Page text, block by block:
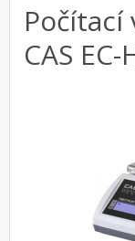
Počítací
CAS